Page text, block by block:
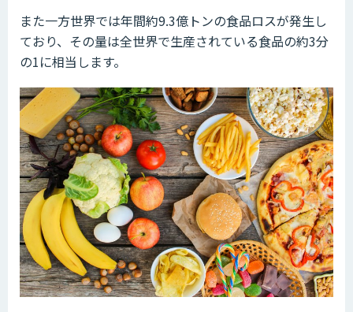
また一方世界では年間約9.3億トンの食品ロスが発生し
ており、その量は全世界で生産されている食品の約3分
の1に相当します。